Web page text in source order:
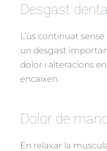
Desgast
L’ús continuat
un desgast
dolor i alteracions
encaixen.
Dolor de
En relaxar la